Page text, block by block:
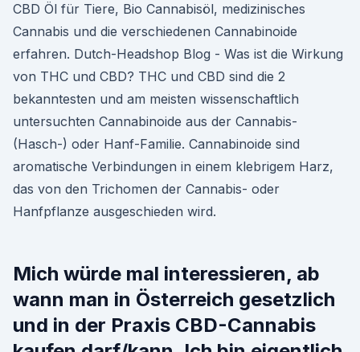
CBD Öl für Tiere, Bio Cannabisöl, medizinisches
Cannabis und die verschiedenen Cannabinoide
erfahren. Dutch-Headshop Blog - Was ist die Wirkung
von THC und CBD? THC und CBD sind die 2
bekanntesten und am meisten wissenschaftlich
untersuchten Cannabinoide aus der Cannabis-
(Hasch-) oder Hanf-Familie. Cannabinoide sind
aromatische Verbindungen in einem klebrigem Harz,
das von den Trichomen der Cannabis- oder
Hanfpflanze ausgeschieden wird.
Mich würde mal interessieren, ab
wann man in Österreich gesetzlich
und in der Praxis CBD-Cannabis